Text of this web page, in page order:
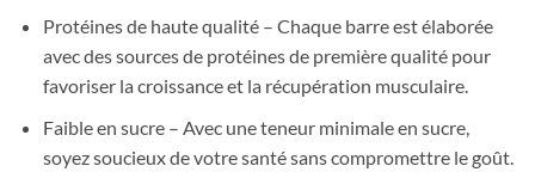
Protéines de haute qualité – Chaque barre est élaborée
avec des sources de protéines de première qualité pour
favoriser la croissance et la récupération musculaire.
Faible en sucre – Avec une teneur minimale en sucre,
soyez soucieux de votre santé sans compromettre le goût.